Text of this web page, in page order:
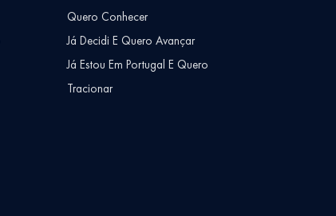
Quero Conhecer
Já Decidi E Quero Avançar
Já Estou Em Portugal E Quero
Tracionar